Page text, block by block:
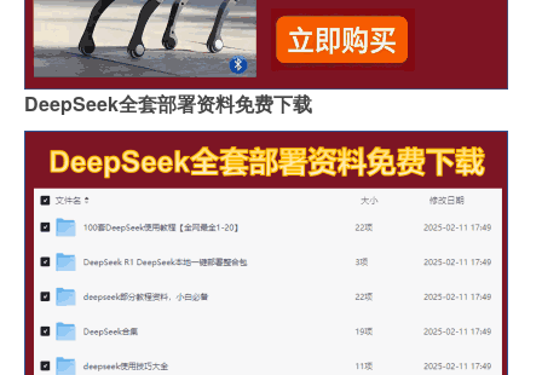
DeepSeek全套部署资料免费下载